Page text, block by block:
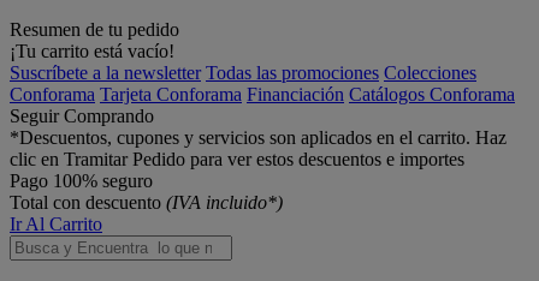
Resumen de tu pedido
¡Tu carrito está vacío!
Suscríbete a la newsletter Todas las promociones Colecciones
Conforama Tarjeta Conforama Financiación Catálogos Conforama
Seguir Comprando
*Descuentos, cupones y servicios son aplicados en el carrito. Haz
clic en Tramitar Pedido para ver estos descuentos e importes
Pago 100% seguro
Total con descuento (IVA incluido*)
Ir Al Carrito